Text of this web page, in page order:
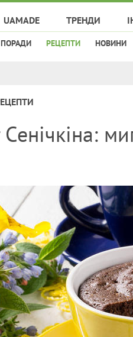
UAMADE ТРЕНДИ
ПОРАДИ РЕЦЕПТИ НОВИНИ